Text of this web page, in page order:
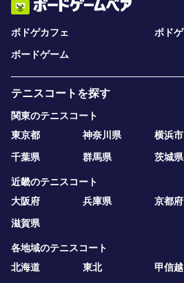
ボドゲカフェ
ボド
ボードゲーム
テニスコートを探す
関東のテニスコート
東京都
神奈川県 横浜市
千葉県
群馬県 茨城県
近畿のテニスコート
大阪府
兵庫県 京都府
滋賀県
各地域のテニスコート
北海道
東北 甲信越